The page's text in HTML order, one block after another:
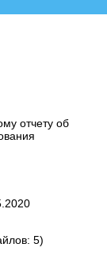
отчету об
5)